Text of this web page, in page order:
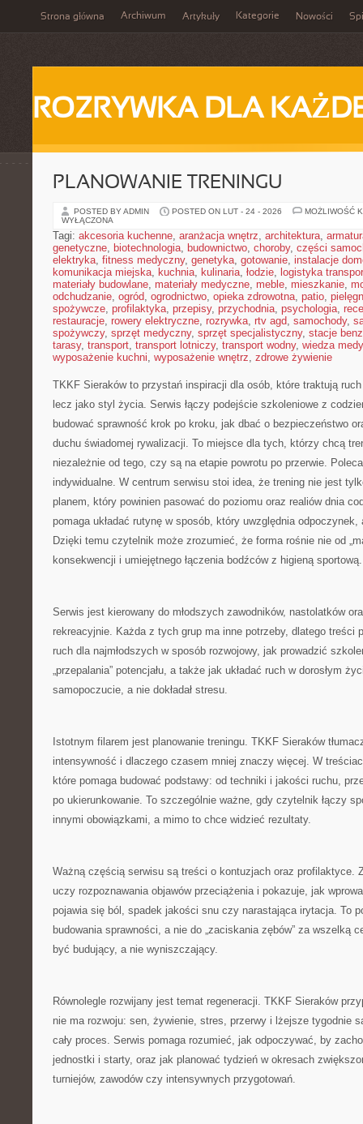
Strona główna Archiwum Artykuły Kategorie Nowości
ROZRYWKA DLA
PLANOWANIE TRENINGU
POSTED BY ADMIN POSTED ON LUT - 24 - 2026
MOŻLIWOŚĆ
WYŁĄCZONA
Tagi: akcesoria kuchenne, aranżacja wnętrz, architektura,
genetyczne, biotechnologia, budownictwo, choroby, części
elektryka, fitness medyczny, genetyka, gotowanie, instalacje
komunikacja miejska, kuchnia, kulinaria, łodzie, logistyka
materiały budowlane, materiały medyczne, meble, mieszkanie,
odchudzanie, ogród, ogrodnictwo, opieka zdrowotna, patio,
spożywcze, profilaktyka, przepisy, przychodnia, psychologia,
restauracje, rowery elektryczne, rozrywka, rtv agd, samochody,
spożywczy, sprzęt medyczny, sprzęt specjalistyczny, stacje
tarasy, transport, transport lotniczy, transport wodny, wiedza
wyposażenie kuchni, wyposażenie wnętrz, zdrowe żywienie
TKKF Sieraków to przystań inspiracji dla osób, które traktują
lecz jako styl życia. Serwis łączy podejście szkoleniowe z
budować sprawność krok po kroku, jak dbać o bezpieczeństwo
duchu świadomej rywalizacji. To miejsce dla tych, którzy chcą
niezależnie od tego, czy są na etapie powrotu po przerwie.
indywidualne. W centrum serwisu stoi idea, że trening nie jest
planem, który powinien pasować do poziomu oraz realiów dnia
pomaga układać rutynę w sposób, który uwzględnia
Dzięki temu czytelnik może zrozumieć, że forma rośnie nie od
konsekwencji i umiejętnego łączenia bodźców z higieną sportową.
Serwis jest kierowany do młodszych zawodników, nastolatków
rekreacyjnie. Każda z tych grup ma inne potrzeby, dlatego treści
ruch dla najmłodszych w sposób rozwojowy, jak prowadzić
„przepalania” potencjału, a także jak układać ruch w dorosłym
samopoczucie, a nie dokładał stresu.
Istotnym filarem jest planowanie treningu. TKKF Sieraków
intensywność i dlaczego czasem mniej znaczy więcej. W
które pomaga budować podstawy: od techniki i jakości ruchu,
po ukierunkowanie. To szczególnie ważne, gdy czytelnik łączy
innymi obowiązkami, a mimo to chce widzieć rezultaty.
Ważną częścią serwisu są treści o kontuzjach oraz profilaktyce.
uczy rozpoznawania objawów przeciążenia i pokazuje, jak
pojawia się ból, spadek jakości snu czy narastająca irytacja. To
budowania sprawności, a nie do „zaciskania zębów” za wszelką
być budujący, a nie wyniszczający.
Równolegle rozwijany jest temat regeneracji. TKKF Sieraków
nie ma rozwoju: sen, żywienie, stres, przerwy i lżejsze tygodnie
cały proces. Serwis pomaga rozumieć, jak odpoczywać, by
jednostki i starty, oraz jak planować tydzień w okresach
turniejów, zawodów czy intensywnych przygotowań.